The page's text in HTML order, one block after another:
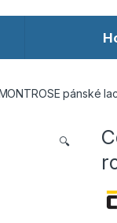
pánské
🔍